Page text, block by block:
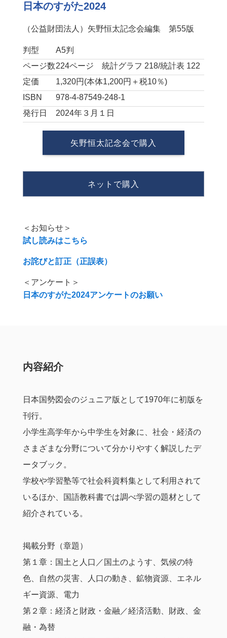
日本のすがた2024
（公益財団法人）矢野恒太記念会編集 第55版
判型
A5判
ページ数224ページ 統計グラフ 218/統計表 122
定価
1,320円(本体1,200円＋税10％)
ISBN
978-4-87549-248-1
発行日
2024年３月１日
矢野恒太記念会で購入
ネットで購入
＜お知らせ＞
試し読みはこちら
お詫びと訂正（正誤表）
＜アンケート＞
日本のすがた2024アンケートのお願い
内容紹介
日本国勢図会のジュニア版として1970年に初版を
刊行。
小学生高学年から中学生を対象に、社会・経済の
さまざまな分野について分かりやすく解説したデ
ータブック。
学校や学習塾等で社会科資料集として利用されて
いるほか、国語教科書では調べ学習の題材として
紹介されている。
掲載分野（章題）
第１章：国土と人口／国土のようす、気候の特
色、自然の災害、人口の動き、鉱物資源、エネル
ギー資源、電力
第２章：経済と財政・金融／経済活動、財政、金
融・為替